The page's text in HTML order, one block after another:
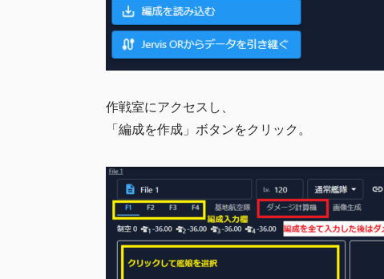
作戦室にアクセスし、
「編成を作成」ボタンをクリック。